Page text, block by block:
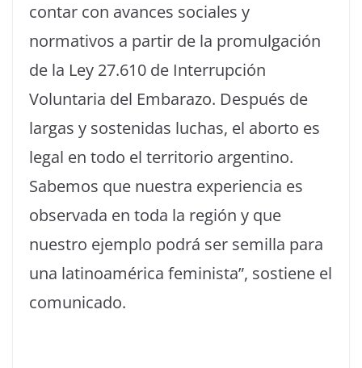
contar con avances sociales y
normativos a partir de la promulgación
de la Ley 27.610 de Interrupción
Voluntaria del Embarazo. Después de
largas y sostenidas luchas, el aborto es
legal en todo el territorio argentino.
Sabemos que nuestra experiencia es
observada en toda la región y que
nuestro ejemplo podrá ser semilla para
una latinoamérica feminista”, sostiene el
comunicado.